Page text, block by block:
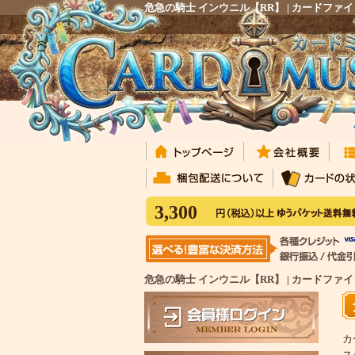
危急の騎士 インウニル【RR】 | カードファ
3,300
危急の騎士 インウニル【RR】 | カードファ